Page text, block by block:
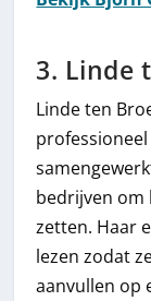
3. Linde
Linde ten
bedrijven om
zetten. Haar
lezen zodat
aanvullen op